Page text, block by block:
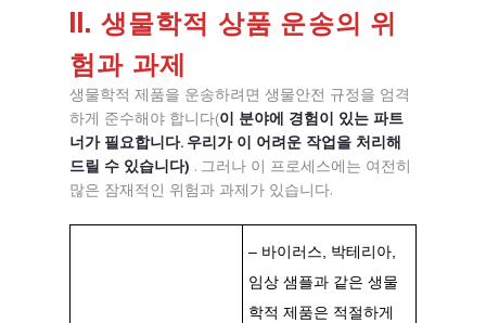
II. 생물학적 상품 운송의 위
험과 과제
생물학적 제품을 운송하려면 생물안전 규정을 엄격
하게 준수해야 합니다(이 분야에 경험이 있는 파트
너가 필요합니다. 우리가 이 어려운 작업을 처리해
드릴 수 있습니다) . 그러나 이 프로세스에는 여전히
많은 잠재적인 위험과 과제가 있습니다.
– 바이러스, 박테리아,
임상 샘플과 같은 생물
학적 제품은 적절하게